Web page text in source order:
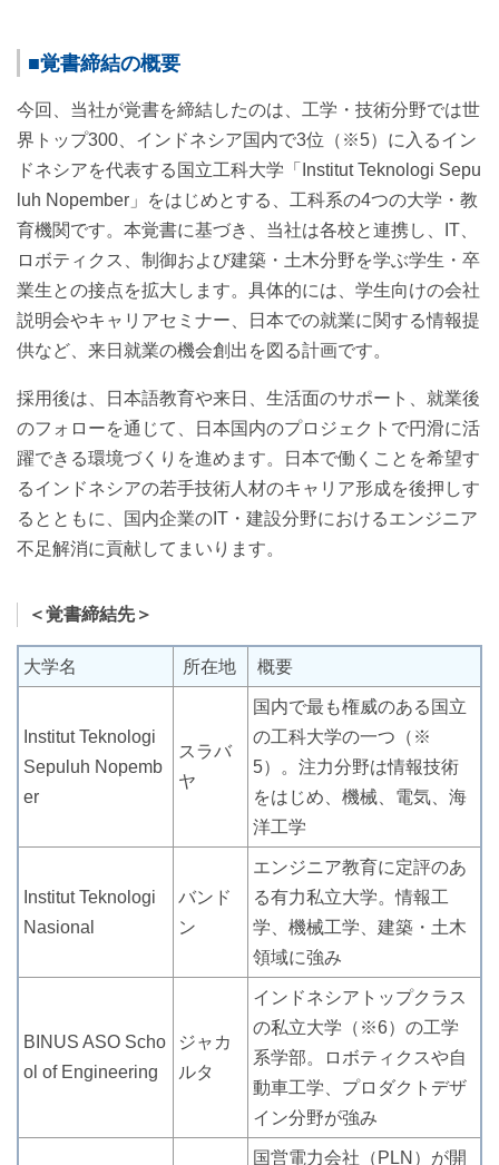
■覚書締結の概要
今回、当社が覚書を締結したのは、工学・技術分野では世
界トップ300、インドネシア国内で3位（※5）に入るイン
ドネシアを代表する国立工科大学「Institut Teknologi Sepu
luh Nopember」をはじめとする、工科系の4つの大学・教
育機関です。本覚書に基づき、当社は各校と連携し、IT、
ロボティクス、制御および建築・土木分野を学ぶ学生・卒
業生との接点を拡大します。具体的には、学生向けの会社
説明会やキャリアセミナー、日本での就業に関する情報提
供など、来日就業の機会創出を図る計画です。
採用後は、日本語教育や来日、生活面のサポート、就業後
のフォローを通じて、日本国内のプロジェクトで円滑に活
躍できる環境づくりを進めます。日本で働くことを希望す
るインドネシアの若手技術人材のキャリア形成を後押しす
るとともに、国内企業のIT・建設分野におけるエンジニア
不足解消に貢献してまいります。
＜覚書締結先＞
大学名 所在地 概要
Institut Teknologi
Sepuluh Nopemb
er
スラバ
ヤ
国内で最も権威のある国立
の工科大学の一つ（※
5）。注力分野は情報技術
をはじめ、機械、電気、海
洋工学
Institut Teknologi
Nasional
バンド
ン
エンジニア教育に定評のあ
る有力私立大学。情報工
学、機械工学、建築・土木
領域に強み
BINUS ASO Scho
ol of Engineering
ジャカ
ルタ
インドネシアトップクラス
の私立大学（※6）の工学
系学部。ロボティクスや自
動車工学、プロダクトデザ
イン分野が強み
国営電力会社（PLN）が開